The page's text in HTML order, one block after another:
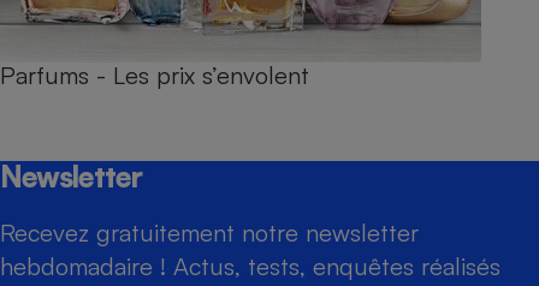
Parfums - Les prix s’envolent
Newsletter
Recevez gratuitement notre newsletter
hebdomadaire ! Actus, tests, enquêtes réalisés